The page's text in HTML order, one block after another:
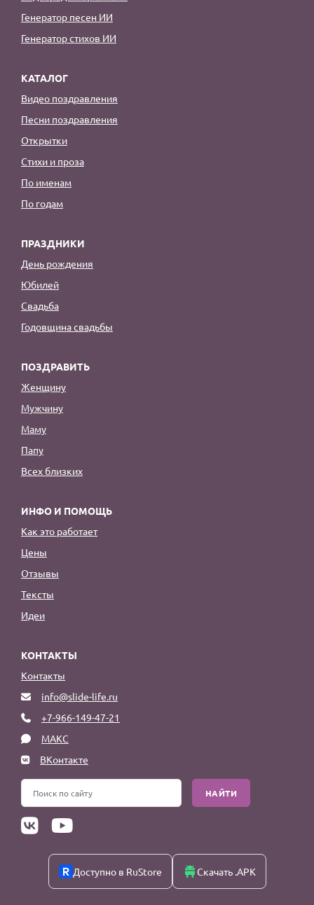
Генератор песен ИИ
Генератор стихов ИИ
КАТАЛОГ
Видео поздравления
Песни поздравления
Открытки
Стихи и проза
По именам
По годам
ПРАЗДНИКИ
День рождения
Юбилей
Свадьба
Годовщина свадьбы
ПОЗДРАВИТЬ
Женщину
Мужчину
Маму
Папу
Всех близких
ИНФО И ПОМОЩЬ
Как это работает
Цены
Отзывы
Тексты
Идеи
КОНТАКТЫ
Контакты
info@slide-life.ru
+7-966-149-47-21
МАКС
ВКонтакте
НАЙТИ
Доступно в RuStore Скачать .APK